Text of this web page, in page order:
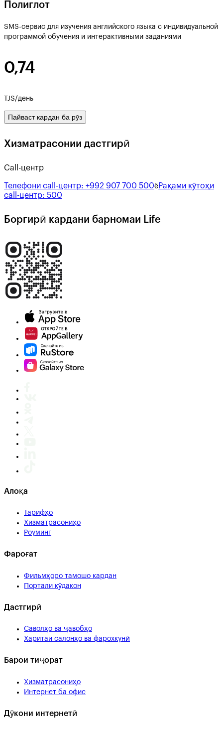
Полиглот
SMS-сервис для изучения английского языка с индивидуальной
программой обучения и интерактивными заданиями
0,74
TJS/день
Пайваст кардан ба рӯз
Хизматрасонии дастгирӣ
Call-центр
Телефони call-центр: +992 907 700 500ёРақами кӯтоҳи
call-центр: 500
Боргирӣ кардани барномаи Life
Алоқа
Тарифҳо
Хизматрасониҳо
Роуминг
Фароғат
Фильмҳоро тамошо кардан
Портали кӯдакон
Дастгирӣ
Саволҳо ва ҷавобҳо
Харитаи салонҳо ва фарохкунӣ
Барои тиҷорат
Хизматрасониҳо
Интернет ба офис
Дӯкони интернетӣ